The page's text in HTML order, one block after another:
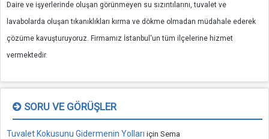
Daire ve işyerlerinde oluşan görünmeyen su sızıntılarını, tuvalet ve
lavabolarda oluşan tıkanıklıkları kırma ve dökme olmadan müdahale ederek
çözüme kavuşturuyoruz. Firmamız İstanbul'un tüm ilçelerine hizmet
vermektedir.
SORU VE GÖRÜŞLER
Tuvalet Kokusunu Gidermenin Yolları için Sema